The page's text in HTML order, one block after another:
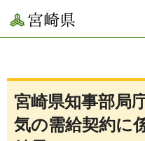
宮崎県
宮崎県知事部局
気の需給契約に